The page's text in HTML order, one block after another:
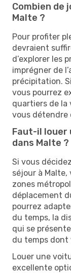
Combien de
Malte ?
Pour profiter
devraient
d’explorer les
imprégner de
précipitation.
vous pourrez
quartiers de la
vous détendre
Faut-il louer
dans Malte ?
Si vous
séjour à
zones
déplacement
pourrez
du temps, la
qui se
du temps dont
Louer une
excellente